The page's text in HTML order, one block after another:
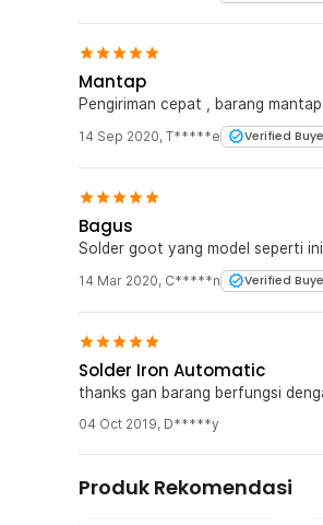
Mantap
Pengiriman cepat , barang
14 Sep 2020, T*****e Verified
Bagus
Solder goot yang model seperti
14 Mar 2020, C*****n Verified
Solder Iron Automatic
thanks gan barang berfungsi
04 Oct 2019, D*****y
Produk Rekomendasi